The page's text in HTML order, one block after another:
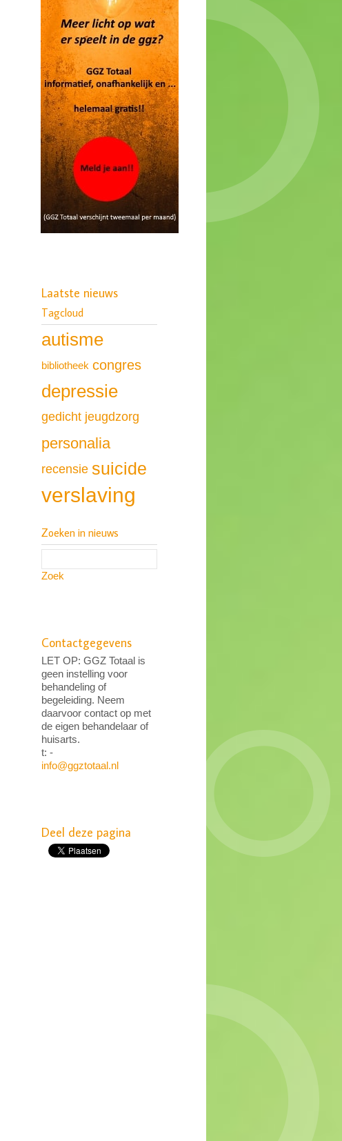
Laatste nieuws
Tagcloud
autisme
bibliotheek congres
depressie
gedicht jeugdzorg
personalia
recensie suicide
verslaving
Zoeken in nieuws
Zoek
Contactgegevens
LET OP: GGZ Totaal is
geen instelling voor
behandeling of
begeleiding. Neem
daarvoor contact op met
de eigen behandelaar of
huisarts.
t: -
info@ggztotaal.nl
Deel deze pagina